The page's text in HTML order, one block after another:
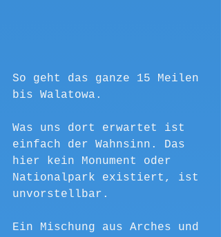
So geht das ganze 15 Meilen
bis Walatowa.
Was uns dort erwartet ist
einfach der Wahnsinn. Das
hier kein Monument oder
Nationalpark existiert, ist
unvorstellbar.
Ein Mischung aus Arches und